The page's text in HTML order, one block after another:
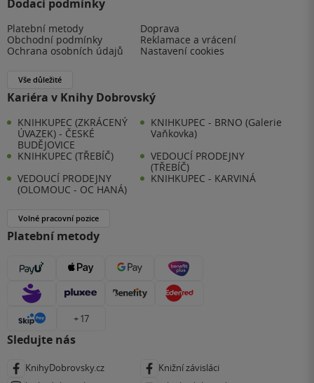
Dodací podmínky
Platební metody
Doprava
Obchodní podmínky
Reklamace a vrácení
Ochrana osobních údajů
Nastavení cookies
Vše důležité
Kariéra v Knihy Dobrovský
KNIHKUPEC (ZKRÁCENÝ
ÚVAZEK) - ČESKÉ
BUDĚJOVICE
KNIHKUPEC - BRNO (Galerie
Vaňkovka)
KNIHKUPEC (TŘEBÍČ)
VEDOUCÍ PRODEJNY
(TŘEBÍČ)
VEDOUCÍ PRODEJNY
(OLOMOUC - OC HANÁ)
KNIHKUPEC - KARVINÁ
Volné pracovní pozice
Platební metody
+ 17
Sledujte nás
KnihyDobrovsky.cz
Knižní závisláci